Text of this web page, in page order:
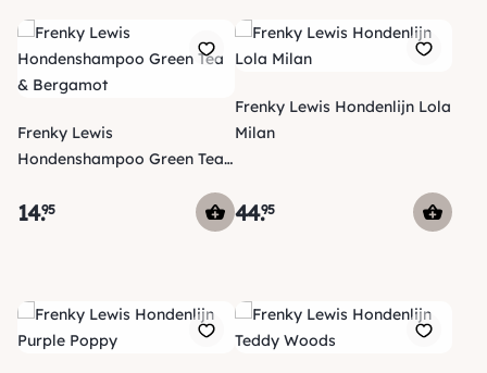
Frenky Lewis
Hondenshampoo Green Tea
14.95
Frenky Lewis Hondenlijn Lola
Milan
44.95